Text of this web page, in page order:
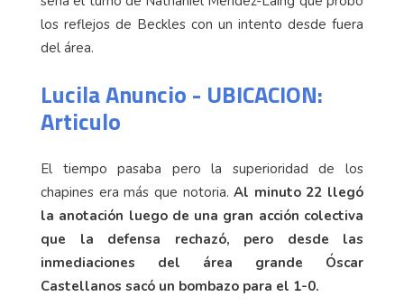
los reflejos de Beckles con un intento desde fuera
del área.
Lucila Anuncio - UBICACION:
Articulo
El tiempo pasaba pero la superioridad de los
chapines era más que notoria.Al minuto 22 llegó
la anotación luego de una gran acción colectiva
que la defensa rechazó, pero desde las
inmediaciones del área grande Óscar
Castellanos sacó un bombazo para el 1-0.